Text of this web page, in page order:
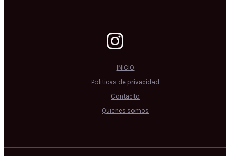
INICIO
Politicas de privacidad
Contacto
Quienes somos